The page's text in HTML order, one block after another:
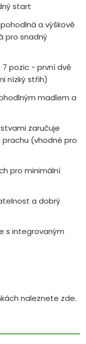
start
a výškově
pro snadný
pozic - první dvě
nízký střih)
madlem a
zaručuje
(vhodné pro
pro minimální
a dobrý
s integrovaným
naleznete zde.